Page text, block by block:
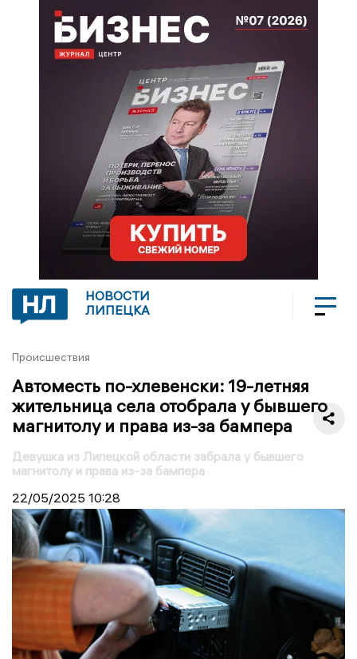
НОВОСТИ
ЛИПЕЦКА
Происшествия
Автоместь по-хлевенски: 19-летняя
жительница села отобрала у бывшего
магнитолу и права из-за бампера
Девушка из Липецкой области забрала у бывшего
магнитолу и права из-за бампера
22/05/2025 10:28